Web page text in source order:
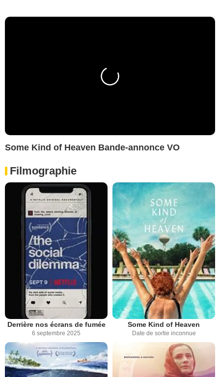
Some Kind of Heaven Bande-annonce VO
Filmographie
Derrière nos écrans de fumée
6 septembre 2025
Some Kind of Heaven
Date de sortie inconnue